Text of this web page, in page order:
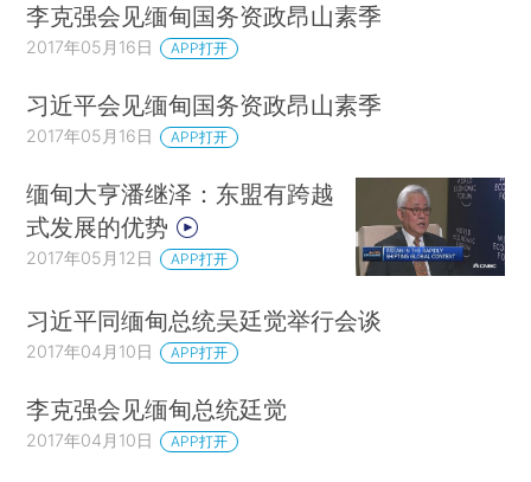
李克强会见缅甸国务资政昂山素季
2017年05月16日 APP打开
习近平会见缅甸国务资政昂山素季
2017年05月16日 APP打开
缅甸大亨潘继泽：东盟有跨越
式发展的优势
2017年05月12日 APP打开
习近平同缅甸总统吴廷觉举行会谈
2017年04月10日 APP打开
李克强会见缅甸总统廷觉
2017年04月10日 APP打开